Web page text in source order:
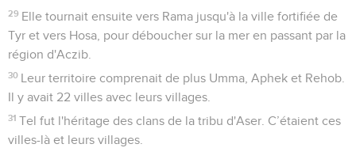
29 Elle tournait ensuite vers Rama jusqu'à la ville fortifiée de
Tyr et vers Hosa, pour déboucher sur la mer en passant par la
région d'Aczib.
30 Leur territoire comprenait de plus Umma, Aphek et Rehob.
Il y avait 22 villes avec leurs villages.
31 Tel fut l'héritage des clans de la tribu d'Aser. C’étaient ces
villes-là et leurs villages.